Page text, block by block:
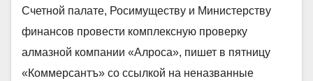
Счетной палате, Росимуществу и Министерству
финансов провести комплексную проверку
алмазной компании «Алроса», пишет в пятницу
«Коммерсантъ» со ссылкой на неназванные